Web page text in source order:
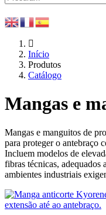
Início
Produtos
Catálogo
Mangas e
Mangas e manguitos de
para proteger o antebraço
Incluem modelos de
fibras técnicas, adequados
ambientes industriais